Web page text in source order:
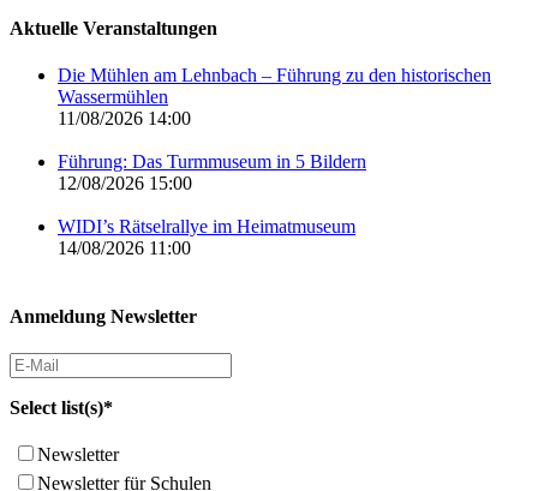
Aktuelle Veranstaltungen
Die Mühlen am Lehnbach – Führung zu den historischen
Wassermühlen
11/08/2026 14:00
Führung: Das Turmmuseum in 5 Bildern
12/08/2026 15:00
WIDI’s Rätselrallye im Heimatmuseum
14/08/2026 11:00
Anmeldung Newsletter
Select list(s)*
Newsletter
Newsletter für Schulen